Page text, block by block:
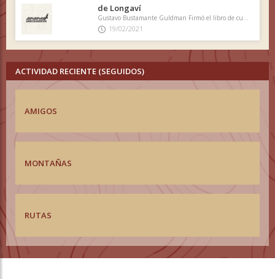
de Longaví
Gustavo Bustamante Guldman Firmó el libro de cumbre
19/02/2021
ACTIVIDAD RECIENTE (SEGUIDOS)
AMIGOS
MONTAÑAS
RUTAS